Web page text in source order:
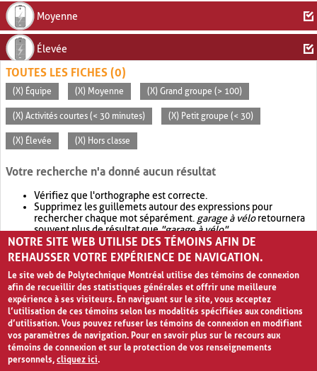
Moyenne
Élevée
TOUTES LES FICHES (0)
(X) Équipe (X) Moyenne (X) Grand groupe (> 100)
(X) Activités courtes (< 30 minutes) (X) Petit groupe (< 30)
(X) Élevée (X) Hors classe
Votre recherche n'a donné aucun résultat
Vérifiez que l'orthographe est correcte.
Supprimez les guillemets autour des expressions pour
rechercher chaque mot séparément. garage à véloretournera
souvent plus de résultat que"garage à vélo".
Envisagez d'élargir votre recherche avec OR.garage OR vélo
retournera souvent plus de résultat quegarage à vélo
NOTRE SITE WEB UTILISE DES TÉMOINS AFIN DE
REHAUSSER VOTRE EXPÉRIENCE DE NAVIGATION.
Le site web de Polytechnique Montréal utilise des témoins de connexion
afin de recueillir des statistiques générales et offrir une meilleure
expérience à ses visiteurs. En naviguant sur le site, vous acceptez
l’utilisation de ces témoins selon les modalités spécifiées aux conditions
d’utilisation. Vous pouvez refuser les témoins de connexion en modifiant
vos paramètres de navigation. Pour en savoir plus sur le recours aux
témoins de connexion et sur la protection de vos renseignements
personnels,cliquez ici.